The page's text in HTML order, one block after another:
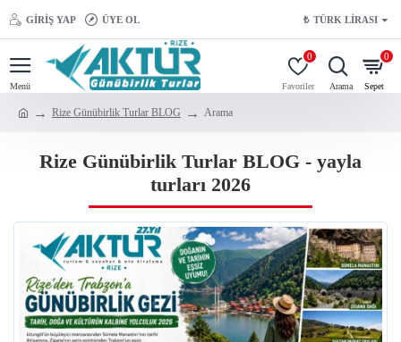
GIRIŞ YAP ÜYE OL ₺ TÜRK LIRASI
0 0
Rize Günübirlik Turlar BLOG Arama
Rize Günübirlik Turlar BLOG - yayla
turları 2026